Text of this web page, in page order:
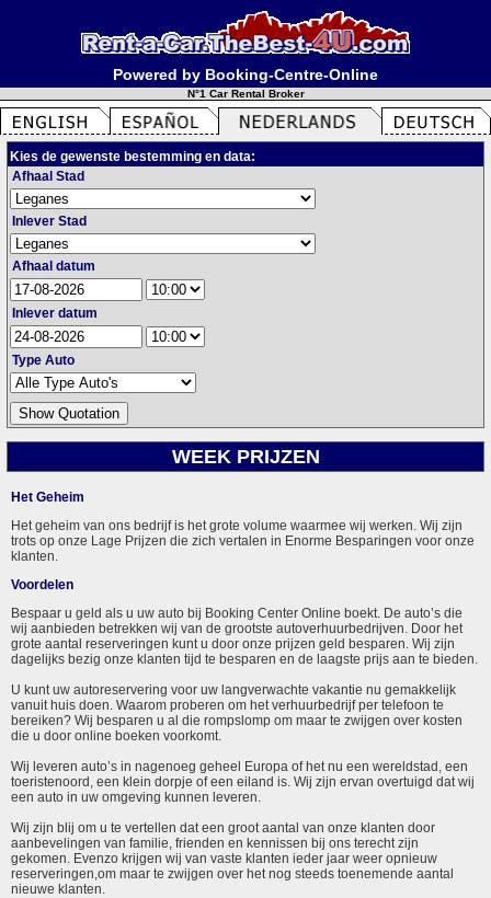
Powered by Booking-Centre-Online
N°1 Car Rental Broker
Kies de gewenste bestemming en data:
Afhaal Stad
Inlever Stad
Afhaal datum
Inlever datum
Type Auto
WEEK PRIJZEN
Het Geheim
Het geheim van ons bedrijf is het grote volume waarmee wij werken. Wij zijn
trots op onze Lage Prijzen die zich vertalen in Enorme Besparingen voor onze
klanten.
Voordelen
Bespaar u geld als u uw auto bij Booking Center Online boekt. De auto’s die
wij aanbieden betrekken wij van de grootste autoverhuurbedrijven. Door het
grote aantal reserveringen kunt u door onze prijzen geld besparen. Wij zijn
dagelijks bezig onze klanten tijd te besparen en de laagste prijs aan te bieden.
U kunt uw autoreservering voor uw langverwachte vakantie nu gemakkelijk
vanuit huis doen. Waarom proberen om het verhuurbedrijf per telefoon te
bereiken? Wij besparen u al die rompslomp om maar te zwijgen over kosten
die u door online boeken voorkomt.
Wij leveren auto’s in nagenoeg geheel Europa of het nu een wereldstad, een
toeristenoord, een klein dorpje of een eiland is. Wij zijn ervan overtuigd dat wij
een auto in uw omgeving kunnen leveren.
Wij zijn blij om u te vertellen dat een groot aantal van onze klanten door
aanbevelingen van familie, frienden en kennissen bij ons terecht zijn
gekomen. Evenzo krijgen wij van vaste klanten ieder jaar weer opnieuw
reserveringen,om maar te zwijgen over het nog steeds toenemende aantal
nieuwe klanten.